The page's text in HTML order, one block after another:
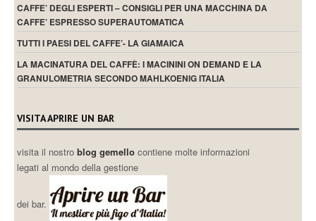
CAFFE’ DEGLI ESPERTI – CONSIGLI PER UNA MACCHINA DA
CAFFE’ ESPRESSO SUPERAUTOMATICA
TUTTI I PAESI DEL CAFFE’- LA GIAMAICA
LA MACINATURA DEL CAFFÈ: I MACININI ON DEMAND E LA
GRANULOMETRIA SECONDO MAHLKOENIG ITALIA
VISITA APRIRE UN BAR
visita il nostroblog gemellocontiene molte informazioni
legati al mondo della gestione
dei bar.